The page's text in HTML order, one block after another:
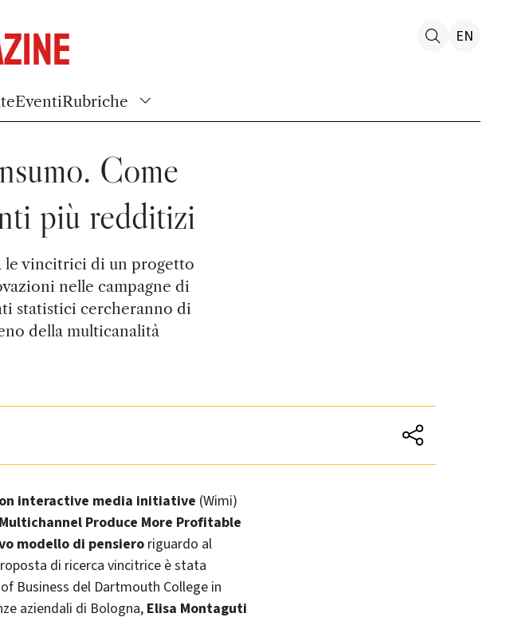
EventiRubriche
EN
Come
più redditizi
le vincitrici di un progetto
nelle campagne di
statistici cercheranno di
della multicanalità
interactive media initiative (Wimi)
Produce More Profitable
modello di pensieroriguardo al
di ricerca vincitrice è stata
Business del Dartmouth College in
aziendali di Bologna, Elisa Montaguti